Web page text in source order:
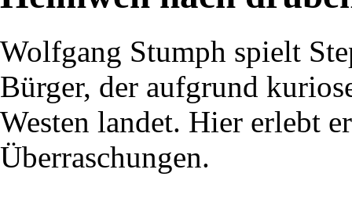
Wolfgang Stumph spielt
Bürger, der aufgrund
Westen landet. Hier erlebt
Überraschungen.